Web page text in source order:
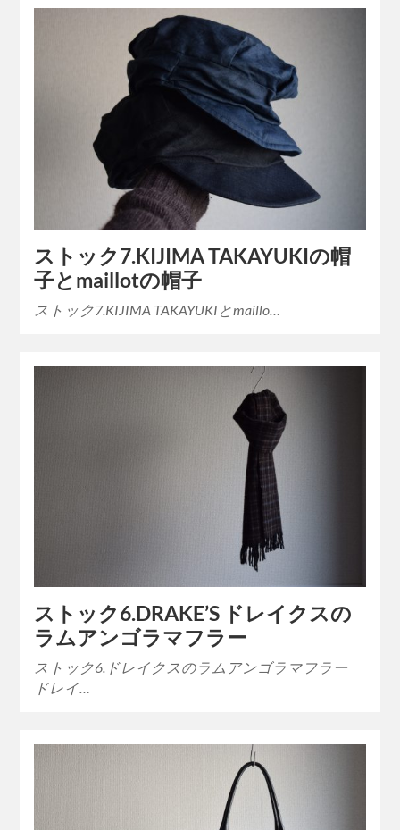
ストック7.KIJIMA TAKAYUKIの帽
子とmaillotの帽子
ストック7.KIJIMA TAKAYUKIとmaillo…
ストック6.DRAKE’S ドレイクスの
ラムアンゴラマフラー
ストック6.ドレイクスのラムアンゴラマフラー
ドレイ…